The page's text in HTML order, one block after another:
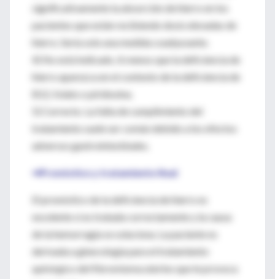
significativamente la absorción de hierro en los
pacientes que están recibiendo dosis elevadas de
hierro. Sería solo una medida coadyuvante.
4) No está indicado. A menos que la deficiencia de
hierro aparezca en el contexto de la deficiencia de
B12, folato o piridoxina.
5) Correcto. La falta de cumplimiento del
tratamiento suele ser común debido a los efectos
adversos gastrointestinales.
⇒Pronóstico y tratamiento final
El pronóstico de la deficiencia de hierro es
excelente si es tratada correctamente y la causa
de la hemorragia se soluciona. La paciente es
derivada a ginecología para el tratamiento
quirúrgico del fibromioma uterino que le provoca